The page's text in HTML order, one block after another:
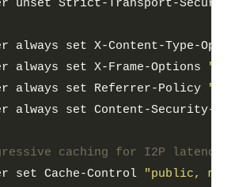
always set X-Content-Type-
always set X-Frame-Options
always set Referrer-Policy
always set Content-Security-
caching for I2P latency
set Cache-Control
"public,